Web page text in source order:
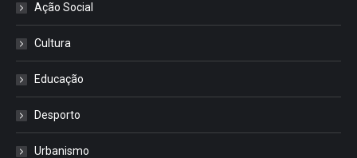
Ação Social
Cultura
Educação
Desporto
Urbanismo